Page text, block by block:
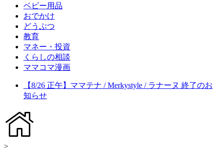
ベビー用品
おでかけ
どうぶつ
教育
マネー・投資
くらしの相談
ママコマ漫画
【8/26 正午】ママテナ / Merkystyle / ラナーヌ 終了のお
知らせ
>